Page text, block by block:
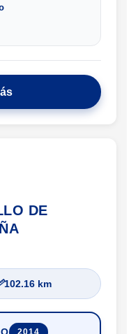
DE
102.16 km
2014